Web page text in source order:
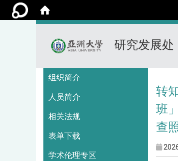
研究发展处
组织简介
人员简介
相关法规
表单下载
学术伦理专区
转
班
查照